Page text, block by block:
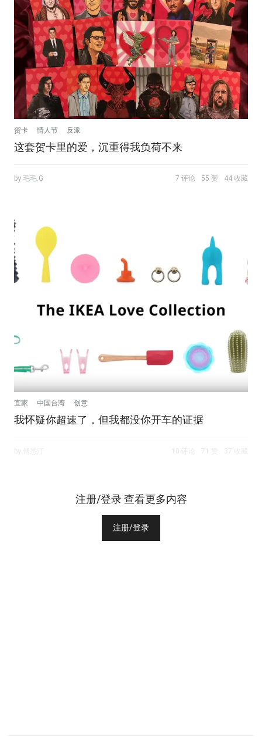
贺卡 情人节 反派
这套贺卡里的爱，沉重得我负荷不来
by 毛毛.G 7 评论 55 赞 44 收藏
宜家 中国台湾 创意
我怀疑你超速了，但我都没你开车的证据
注册/登录 查看更多内容
注册/登录